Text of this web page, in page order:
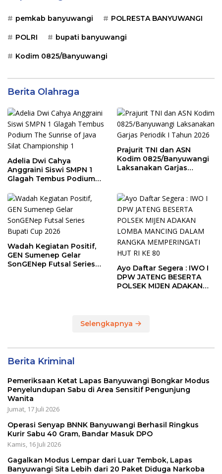
pemkab banyuwangi POLRESTA BANYUWANGI
POLRI bupati banyuwangi
Kodim 0825/Banyuwangi
Berita Olahraga
Adelia Dwi Cahya
Anggraini Siswi SMPN 1
Glagah Tembus Podium
Championship 1
Prajurit TNI dan ASN
Kodim 0825/Banyuwangi
Laksanakan Garjas
Wadah Kegiatan Positif,
GEN Sumenep Gelar
SonGENep Futsal Series
Ayo Daftar Segera : IWO I
DPW JATENG BESERTA
POLSEK MIJEN ADAKAN
Selengkapnya
Berita Kriminal
Pemeriksaan Ketat Lapas Banyuwangi Bongkar Modus
Penyelundupan Sabu di Area Sensitif Pengunjung
Wanita
Jumat, 17 Juli 2026
Operasi Senyap BNNK Banyuwangi Berhasil Ringkus
Kurir Sabu 40 Gram, Bandar Masuk DPO
Kamis, 16 Juli 2026
Gagalkan Modus Lempar dari Luar Tembok, Lapas
Banyuwangi Sita Lebih dari 20 Paket Diduga Narkoba